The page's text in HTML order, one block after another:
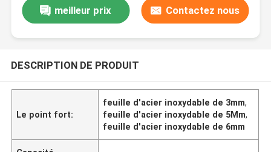
meilleur prix Contactez nous
DESCRIPTION DE PRODUIT
Le point fort:
feuille d'acier inoxydable de 3mm,
feuille d'acier inoxydable de 5Mm,
feuille d'acier inoxydable de 6mm